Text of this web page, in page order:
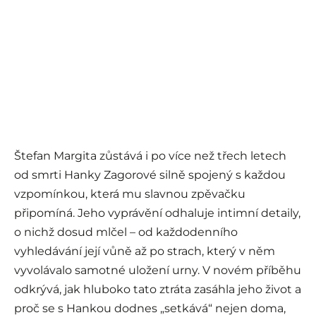
Štefan Margita zůstává i po více než třech letech
od smrti Hanky Zagorové silně spojený s každou
vzpomínkou, která mu slavnou zpěvačku
připomíná. Jeho vyprávění odhaluje intimní detaily,
o nichž dosud mlčel – od každodenního
vyhledávání její vůně až po strach, který v něm
vyvolávalo samotné uložení urny. V novém příběhu
odkrývá, jak hluboko tato ztráta zasáhla jeho život a
proč se s Hankou dodnes „setkává“ nejen doma,